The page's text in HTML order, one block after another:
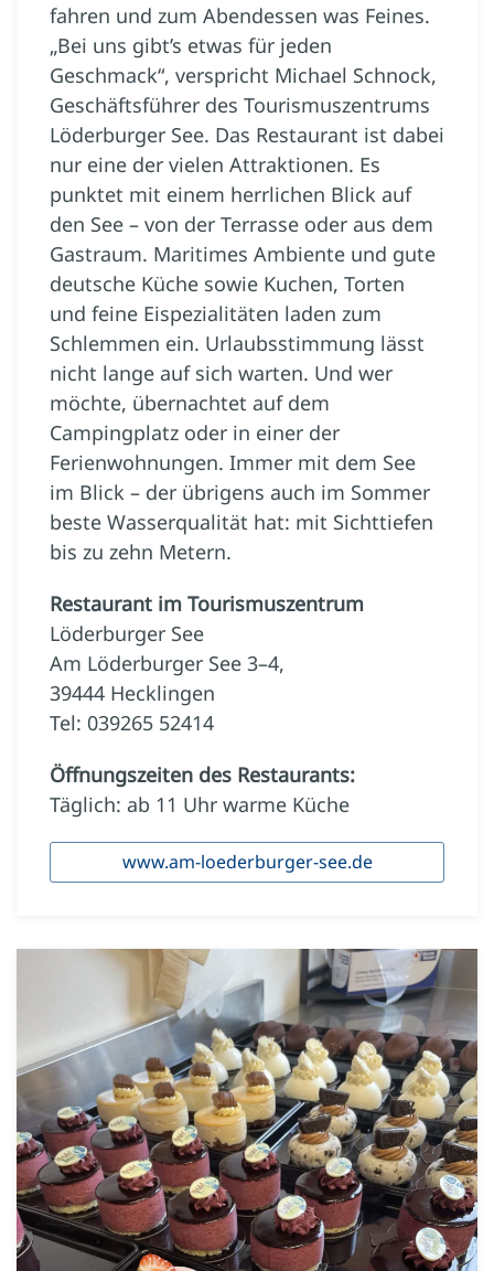
fahren und zum Abendessen was Feines.
„Bei uns gibt’s etwas für jeden
Geschmack“, ­verspricht Michael Schnock,
Geschäftsführer des Tourismuszentrums
Löderburger See. Das Restaurant ist dabei
nur eine der vielen Attraktionen. Es
punktet mit einem herrlichen Blick auf
den See – von der Terrasse oder aus dem
Gastraum. Maritimes Ambiente und gute
deutsche Küche sowie Kuchen, Torten
und feine ­Eispezialitäten laden zum
Schlemmen ein. Urlaubsstimmung lässt
nicht lange auf sich warten. Und wer
möchte, übernachtet auf dem
Campingplatz oder in einer der
Ferienwohnungen. Immer mit dem See
im Blick – der übrigens auch im Sommer
beste Wasserqualität hat: mit Sichttiefen
bis zu zehn Metern.
Restaurant im Tourismuszentrum
Löderburger See
Am Löderburger See 3–4,
39444 Hecklingen
Tel: 039265 52414
Öffnungszeiten des Restaurants:
Täglich: ab 11 Uhr warme Küche
www.am-loederburger-see.de